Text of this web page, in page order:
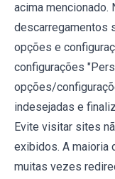
acima
descarregamentos
opções e
configurações
opções/
indesejadas e
Evite visitar sites
exibidos. A maioria
muitas vezes